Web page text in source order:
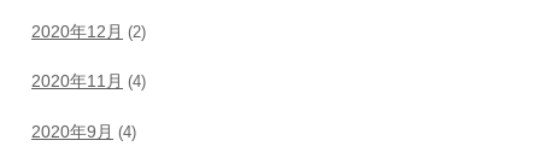
2020年12月 (2)
2020年11月 (4)
2020年9月 (4)